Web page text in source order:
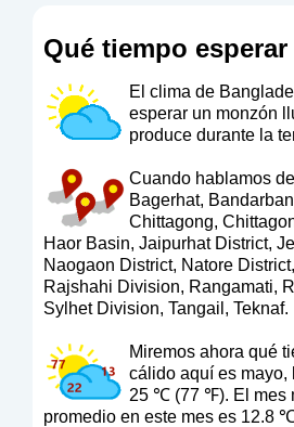
Qué tiempo
El clima de
esperar un monzón
produce durante la
Cuando hablamos
Bagerhat,
Chittagong,
Haor Basin, Jaipurhat District,
Naogaon District, Natore
Rajshahi Division, Rangamati,
Sylhet Division, Tangail, Teknaf.
Miremos ahora qué
cálido aquí es
25 ℃ (77 ℉). El mes
promedio en este mes es 12.8